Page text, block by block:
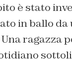
è stato
in ballo da
ragazza